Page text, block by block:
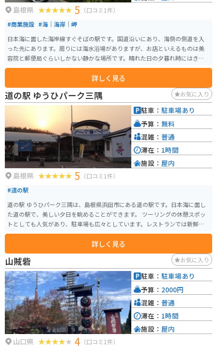
島根県 5 （口コミ1件）
#商業施設 #海｜海岸｜岬
日本海に面した海岸線すぐそばの駅です。国道沿いにあり、海側の側道を入
った先にあります。周りには海水浴場がありますが、お店といえるものは美
容院と郵便局ぐらいしかない静かな場所です。晴れた日の夕暮れ時にはきれ
いな夕日が見られる場所です。
詳しく見る
道の駅 ゆうひパーク三隅 お気に入り
島根県 5 （口コミ1件）
#道の駅
道の駅 ゆうひパーク三隅は、島根県浜田市にある道の駅です。日本海に面し
た道の駅で、美しい夕日を眺めることができます。 ツーリングの休憩スポッ
トとしても人気があり、駐車場も広々としています。レストランでは新鮮な s
eafood を使った料理を楽しむことができます。特におすすめは、地元で獲れ
たサザエの壺焼きです。お土産には、新鮮な魚介類や、地元産の農産物が販
売されています。 バイクで訪れる際は、日本海沿いの国道9号線を走るのがお
すすめです。道の駅 ゆうひパーク三隅は、風光明媚な景色の中を走ることが
できるので、ツーリングに最適です。
詳しく見る
駐車： 駐車場あり
予算： 無料
混雑： 普通
滞在： 1時間
施設： 屋内
山賊砦 お気に入り
山口県 4 （口コミ1件）
駐車： 駐車場あり
予算： 2000円
混雑： 普通
滞在： 1時間
施設： 屋内